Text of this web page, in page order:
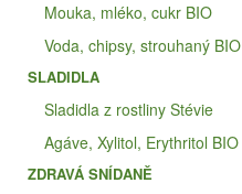
Mouka, mléko, cukr BIO
Voda, chipsy, strouhaný BIO
SLADIDLA
Sladidla z rostliny Stévie
Agáve, Xylitol, Erythritol BIO
ZDRAVÁ SNÍDANĚ